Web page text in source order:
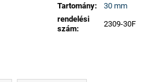
Tartomány:
30 mm
rendelési
szám:
2309-30F